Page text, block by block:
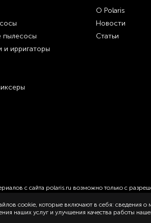
пылесосы
и ирригаторы
О Polaris
Новости
Статьи
с сайта polaris.ru возможно только с
cookie, которые включают в себя:
наших услуг и улучшения качества работы